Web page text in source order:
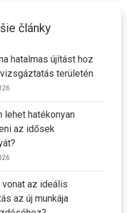
články
hatalmas újítást hoz
területén
lehet hatékonyan
az idősek
vonat az ideális
az új munkája